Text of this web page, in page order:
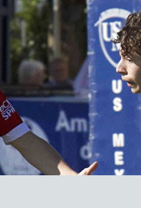
Exporter les lignes
Exporter toutes les
Exporter uniquement les
Menu
?>
Images de la page d'accueil
Cliquez pour éditer